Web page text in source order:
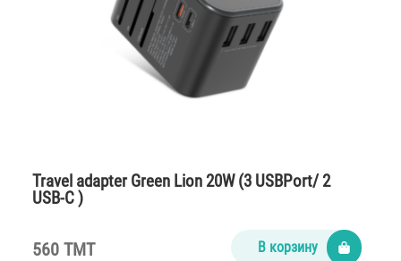
Travel adapter Green Lion 20W (3 USBPort/ 2
USB-C )
560 TMT В корзину